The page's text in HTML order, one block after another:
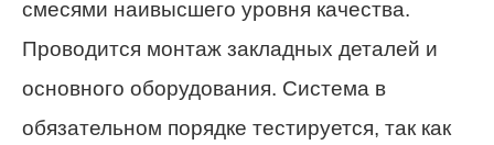
смесями наивысшего уровня качества.
Проводится монтаж закладных деталей и
основного оборудования. Система в
обязательном порядке тестируется, так как